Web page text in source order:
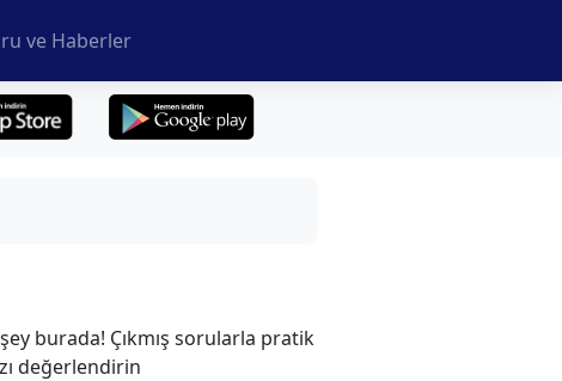
ve Haberler
burada! Çıkmış sorularla pratik
değerlendirin